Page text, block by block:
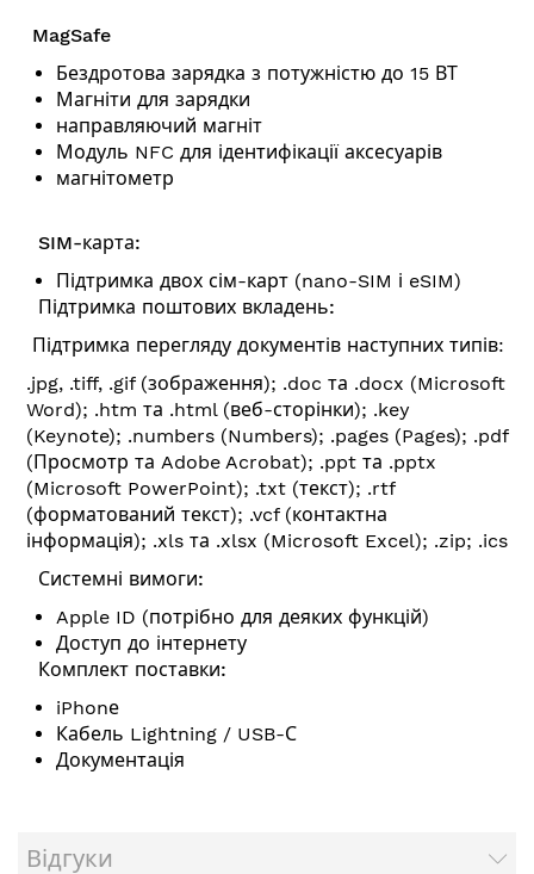
MagSafe
Бездротова зарядка з потужністю до 15 ВТ
Магніти для зарядки
направляючий магніт
Модуль NFC для ідентифікації аксесуарів
магнітометр
SIM-карта:
Підтримка двох сім-карт (nano-SIM і eSIM)
Підтримка поштових вкладень:
Підтримка перегляду документів наступних типів:
.jpg, .tiff, .gif (зображення); .doc та .docx (Microsoft
Word); .htm та .html (веб-сторінки); .key
(Keynote); .numbers (Numbers); .pages (Pages); .pdf
(Просмотр та Adobe Acrobat); .ppt та .pptx
(Microsoft PowerPoint); .txt (текст); .rtf
(форматований текст); .vcf (контактна
інформація); .xls та .xlsx (Microsoft Excel); .zip; .ics
Системні вимоги:
Apple ID (потрібно для деяких функцій)
Доступ до інтернету
Комплект поставки:
iPhonе
Кабель Lightning / USB-С
Документація
Відгуки